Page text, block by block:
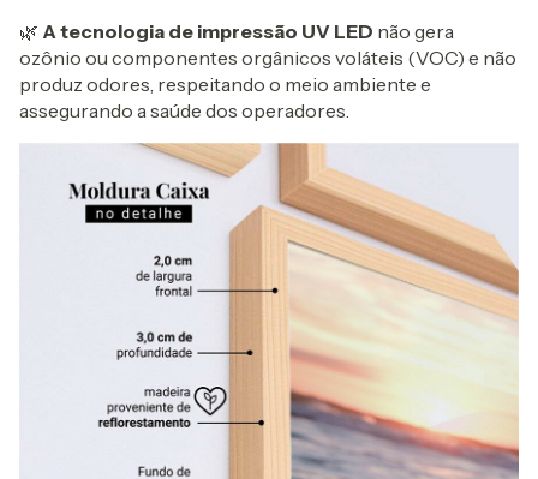
🌿 A tecnologia de impressão UV LED não gera
ozônio ou componentes orgânicos voláteis (VOC) e não
produz odores, respeitando o meio ambiente e
assegurando a saúde dos operadores.